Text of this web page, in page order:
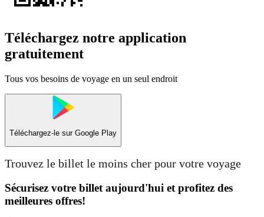
Téléchargez notre application
gratuitement
Tous vos besoins de voyage en un seul endroit
Téléchargez-le sur Google Play
Trouvez le billet le moins cher pour votre voyage
Sécurisez votre billet aujourd'hui et profitez des
meilleures offres!